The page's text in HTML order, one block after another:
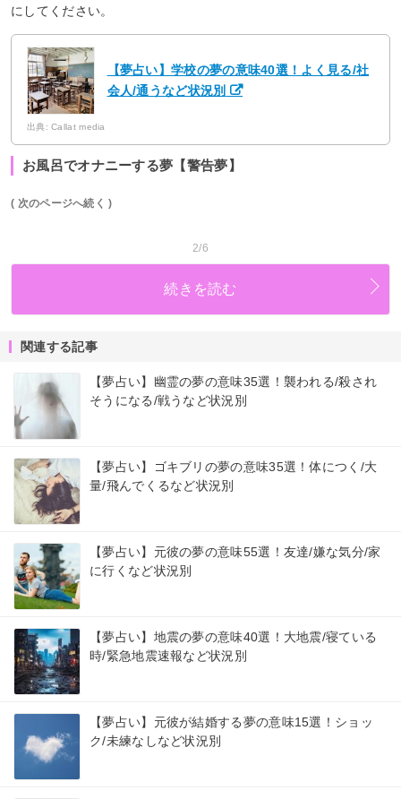
にしてください。
【夢占い】学校の夢の意味40選！よく見る/社
会人/通うなど状況別
出典: Callat media
お風呂でオナニーする夢【警告夢】
( 次のページへ続く )
2/6
続きを読む
関連する記事
【夢占い】幽霊の夢の意味35選！襲われる/殺され
そうになる/戦うなど状況別
【夢占い】ゴキブリの夢の意味35選！体につく/大
量/飛んでくるなど状況別
【夢占い】元彼の夢の意味55選！友達/嫌な気分/家
に行くなど状況別
【夢占い】地震の夢の意味40選！大地震/寝ている
時/緊急地震速報など状況別
【夢占い】元彼が結婚する夢の意味15選！ショッ
ク/未練なしなど状況別